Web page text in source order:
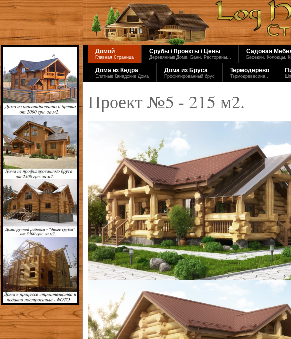
Домой
Главная Страница
Срубы / Проекты / Цены
Деревянные Дома, Бани, Рестораны...
Садовая
Беседки, Колодцы,
Дома из Кедра
Элитные Канадские Дома
Дома из Бруса
Профилированный брус
Термодерево
Термодревесина..
Проект №5 - 215 м2.